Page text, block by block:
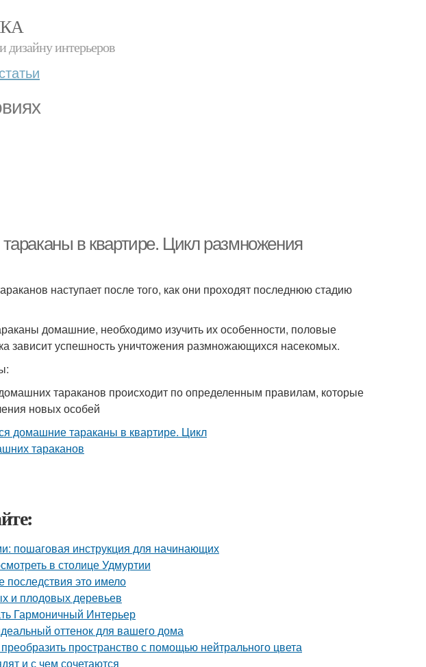
дизайну интерьеров
статьи
в квартире. Цикл размножения
наступает после того, как они проходят последнюю стадию
домашние, необходимо изучить их особенности, половые
зависит успешность уничтожения размножающихся насекомых.
тараканов происходит по определенным правилам, которые
новых особей
пошаговая инструкция для начинающих
в столице Удмуртии
последствия это имело
и плодовых деревьев
Гармоничный Интерьер
оттенок для вашего дома
пространство с помощью нейтрального цвета
и с чем сочетаются